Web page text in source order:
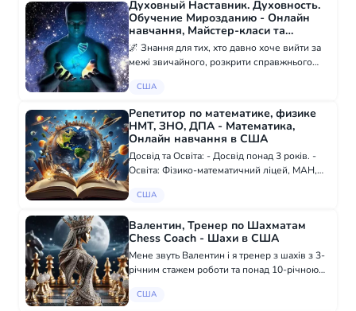
обучил...
Духовный Наставник. Духовность.
Обучение Мирозданию - Онлайн
навчання, Майстер-класи та
тренінги в США
🌌 Знання для тих, хто давно хоче вийти за
межі звичайного, розкрити справжнього
Багатовимірне харчування, як жити свідомо і
США
Репетитор по математике, физике
НМТ, ЗНО, ДПА - Математика,
Онлайн навчання в США
Досвід та Освіта: - Досвід понад 3 років. -
Освіта: Фізико-математичний ліцей, МАН,
господарства та природокористування.
США
Валентин, Тренер по Шахматам
Chess Coach - Шахи в США
Мене звуть Валентин і я тренер з шахів з 3-
річним стажем роботи та понад 10-річною
Навчаю дітей від 5 років, початківців і
США